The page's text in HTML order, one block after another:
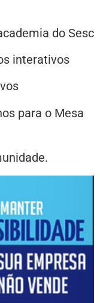
do Sesc
interativos
para o Mesa